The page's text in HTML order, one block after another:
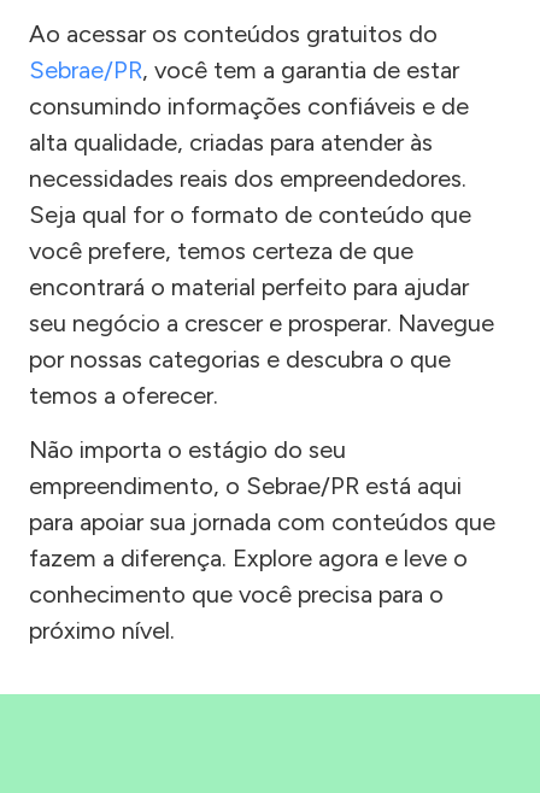
Ao acessar os conteúdos gratuitos do
Sebrae/PR, você tem a garantia de estar
consumindo informações confiáveis e de
alta qualidade, criadas para atender às
necessidades reais dos empreendedores.
Seja qual for o formato de conteúdo que
você prefere, temos certeza de que
encontrará o material perfeito para ajudar
seu negócio a crescer e prosperar. Navegue
por nossas categorias e descubra o que
temos a oferecer.
Não importa o estágio do seu
empreendimento, o Sebrae/PR está aqui
para apoiar sua jornada com conteúdos que
fazem a diferença. Explore agora e leve o
conhecimento que você precisa para o
próximo nível.